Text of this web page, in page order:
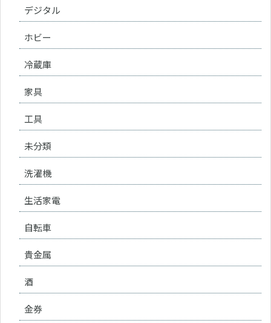
デジタル
ホビー
冷蔵庫
家具
工具
未分類
洗濯機
生活家電
自転車
貴金属
酒
金券